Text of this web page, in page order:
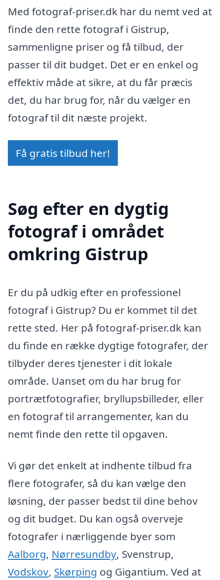
Med fotograf-priser.dk har du nemt ved at
finde den rette fotograf i Gistrup,
sammenligne priser og få tilbud, der
passer til dit budget. Det er en enkel og
effektiv måde at sikre, at du får præcis
det, du har brug for, når du vælger en
fotograf til dit næste projekt.
Få gratis tilbud her!
Søg efter en dygtig
fotograf i området
omkring Gistrup
Er du på udkig efter en professionel
fotograf i Gistrup? Du er kommet til det
rette sted. Her på fotograf-priser.dk kan
du finde en række dygtige fotografer, der
tilbyder deres tjenester i dit lokale
område. Uanset om du har brug for
portrætfotografier, bryllupsbilleder, eller
en fotograf til arrangementer, kan du
nemt finde den rette til opgaven.
Vi gør det enkelt at indhente tilbud fra
flere fotografer, så du kan vælge den
løsning, der passer bedst til dine behov
og dit budget. Du kan også overveje
fotografer i nærliggende byer som
Aalborg, Nørresundby, Svenstrup,
Vodskov, Skørping og Gigantium. Ved at